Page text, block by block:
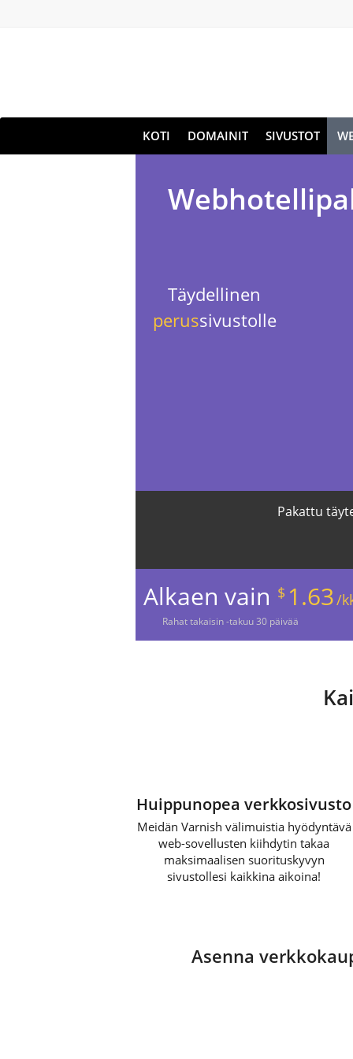
KOTI DOMAINIT SIVUSTOT
Täydellinen
perussivustolle
Pakattu
Alkaen vain $ 1.63/
Rahattakaisin -takuu30 päivää
Huippunopea verkkosivusto
Meidän Varnish välimuistia hyödyntävä
web-sovellusten kiihdytin takaa
maksimaalisen suorituskyvyn
sivustollesi kaikkina aikoina!
Asenna